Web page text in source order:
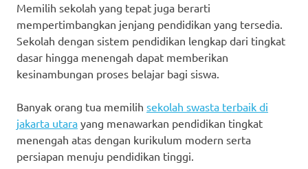
Memilih sekolah yang tepat juga berarti
mempertimbangkan jenjang pendidikan yang tersedia.
Sekolah dengan sistem pendidikan lengkap dari tingkat
dasar hingga menengah dapat memberikan
kesinambungan proses belajar bagi siswa.
Banyak orang tua memilih sekolah swasta terbaik di
jakarta utara yang menawarkan pendidikan tingkat
menengah atas dengan kurikulum modern serta
persiapan menuju pendidikan tinggi.